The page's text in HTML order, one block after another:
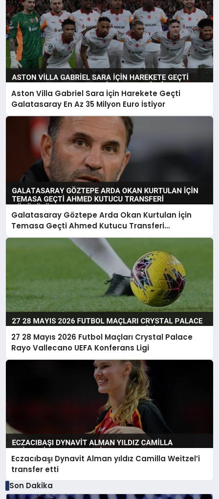
Aston Villa Gabriel Sara İçin Harekete Geçti
Galatasaray En Az 35 Milyon Euro İstiyor
Galatasaray Göztepe Arda Okan Kurtulan İçin
Temasa Geçti Ahmed Kutucu Transferi
Görüşülüyor
27 28 Mayıs 2026 Futbol Maçları Crystal Palace
Rayo Vallecano UEFA Konferans Ligi
Eczacıbaşı Dynavit Alman yıldız Camilla Weitzel’i
transfer etti
Son Dakika